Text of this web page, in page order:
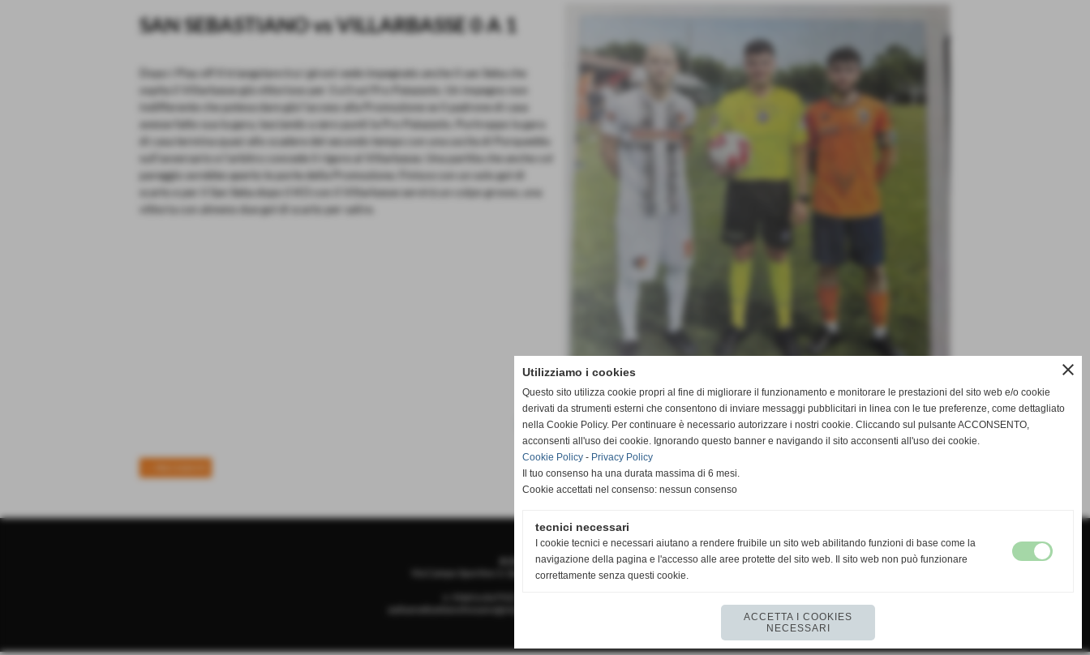
SAN SEBASTIANO vs VILLARBASSE 0 A 1
Dopo i Play off Il triangolare tra i gironi vede impegnato anche il san Seba che
ospita il Villarbasse già vittorioso per 3 a 0 sul Pro Palazzolo. Un impegno non
indifferente che poteva dare già l’acceso alla Promozione se il padrone di casa
avesse fatto sua la gara, lasciando a zero punti la Pro Palazzolo. Purtroppo la gara
di casa termina quasi allo scadere del secondo tempo con una uscita di Porqueddu
sull’avversario e l’arbitro concede il rigore al Villarbasse. Una partita che anche col
pareggio avrebbe aperto le porte della Promozione. Finisce con un solo gol di
scarto e per il San Seba dopo il KO con il Villarbasse servirà un colpo grosso, una
vittoria con almeno due gol di scarto per salire.
A.S.D.San Sebastiano
Via Campo Sportivo 3, San Sebastiano - 12045 Fossano (Cuneo)
close
Utilizziamo i cookies
Questo sito utilizza cookie propri al fine di migliorare il funzionamento e monitorare le prestazioni del sito web e/o cookie
derivati da strumenti esterni che consentono di inviare messaggi pubblicitari in linea con le tue preferenze, come dettagliato
nella Cookie Policy. Per continuare è necessario autorizzare i nostri cookie. Cliccando sul pulsante ACCONSENTO,
acconsenti all'uso dei cookie. Ignorando questo banner e navigando il sito acconsenti all'uso dei cookie.
Cookie Policy - Privacy Policy
Il tuo consenso ha una durata massima di 6 mesi.
Cookie accettati nel consenso: nessun consenso
tecnici necessari
I cookie tecnici e necessari aiutano a rendere fruibile un sito web abilitando funzioni di base come la
navigazione della pagina e l'accesso alle aree protette del sito web. Il sito web non può funzionare
correttamente senza questi cookie.
ACCETTA I COOKIES
NECESSARI